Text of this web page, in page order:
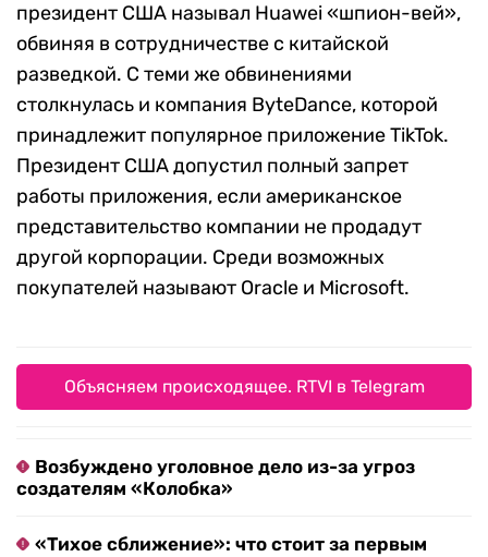
президент США называл Huawei «шпион-вей»,
обвиняя в сотрудничестве с китайской
разведкой. С теми же обвинениями
столкнулась и компания ByteDance, которой
принадлежит популярное приложение TikTok.
Президент США допустил полный запрет
работы приложения, если американское
представительство компании не продадут
другой корпорации. Среди возможных
покупателей называют Oracle и Microsoft.
Объясняем происходящее. RTVI в Telegram
Возбуждено уголовное дело из-за угроз
создателям «Колобка»
«Тихое сближение»: что стоит за первым